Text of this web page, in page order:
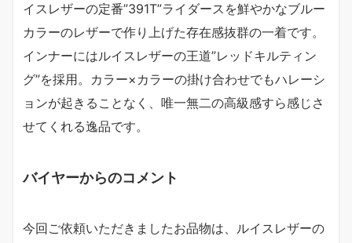
イスレザーの定番”391T”ライダースを鮮やかなブルー
カラーのレザーで作り上げた存在感抜群の一着です。
インナーにはルイスレザーの王道”レッドキルティン
グ”を採用。カラー×カラーの掛け合わせでもハレーシ
ョンが起きることなく、唯一無二の高級感すら感じさ
せてくれる逸品です。
バイヤーからのコメント
今回ご依頼いただきましたお品物は、ルイスレザーの